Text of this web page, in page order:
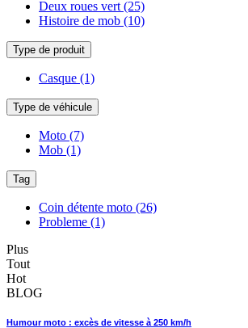
Deux roues vert (25)
Histoire de mob (10)
Type de produit
Casque (1)
Type de véhicule
Moto (7)
Mob (1)
Tag
Coin détente moto (26)
Probleme (1)
Plus
Tout
Hot
BLOG
Humour moto : excès de vitesse à 250 km/h